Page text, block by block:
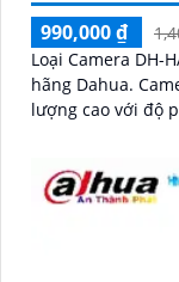
990,000 ₫
Loại Camera DH-
hãng Dahua. Camera này được thiết kế để cung cấp hình ảnh chất
lượng cao với độ